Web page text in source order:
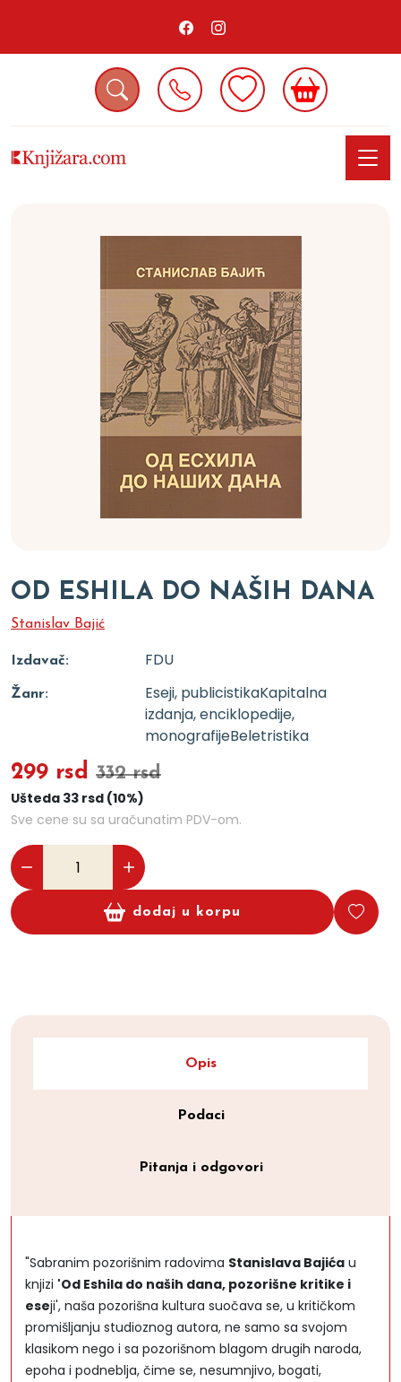
OD ESHILA DO NAŠIH DANA
Stanislav Bajić
Izdavač: FDU
Žanr: Eseji, publicistikaKapitalna
izdanja, enciklopedije,
monografijeBeletristika
299 rsd 332 rsd
Ušteda 33 rsd (10%)
Sve cene su sa uračunatim PDV-om.
dodaj u korpu
Opis
Podaci
Pitanja i odgovori
"Sabranim pozorišnim radovima Stanislava Bajića u
knjizi 'Od Eshila do naših dana, pozorišne kritike i
eseji', naša pozorišna kultura suočava se, u kritičkom
promišljanju studioznog autora, ne samo sa svojom
klasikom nego i sa pozorišnom blagom drugih naroda,
epoha i podneblja, čime se, nesumnjivo, bogati,